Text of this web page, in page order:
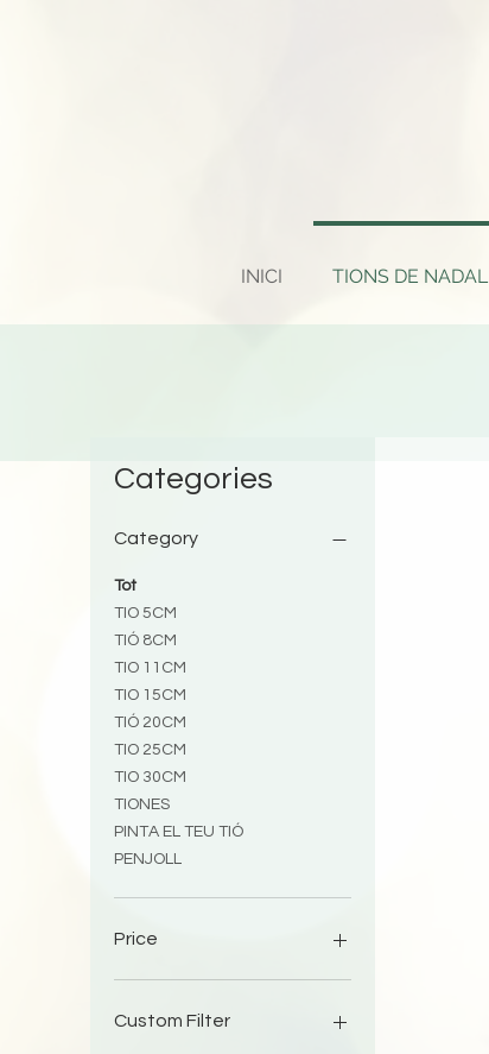
INICI TIONS DE NADAL
Categories
Category
Tot
TIO 5CM
TIÓ 8CM
TIO 11CM
TIO 15CM
TIÓ 20CM
TIO 25CM
TIO 30CM
TIONES
PINTA EL TEU TIÓ
PENJOLL
Price
Custom Filter